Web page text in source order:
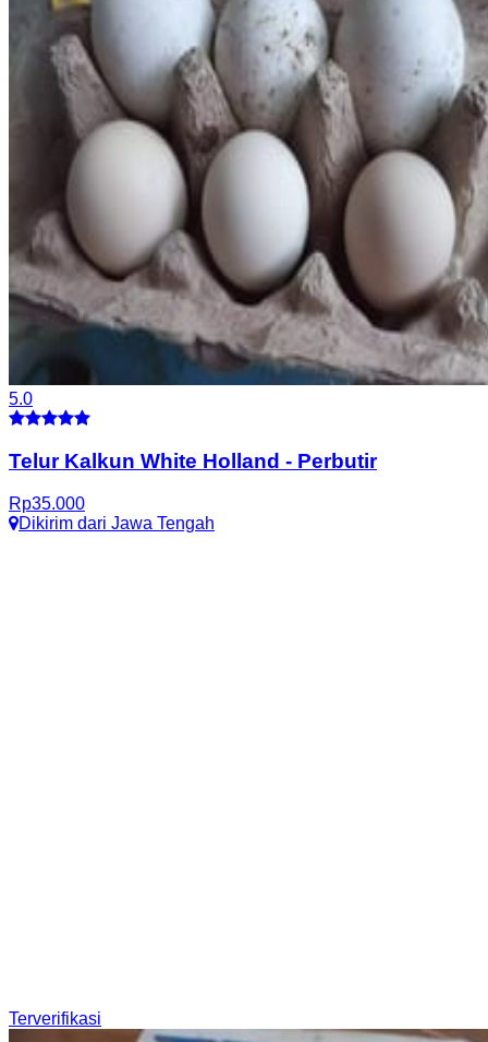
5.0
Telur Kalkun White Holland - Perbutir
Rp35.000
Dikirim dari Jawa Tengah
Terverifikasi